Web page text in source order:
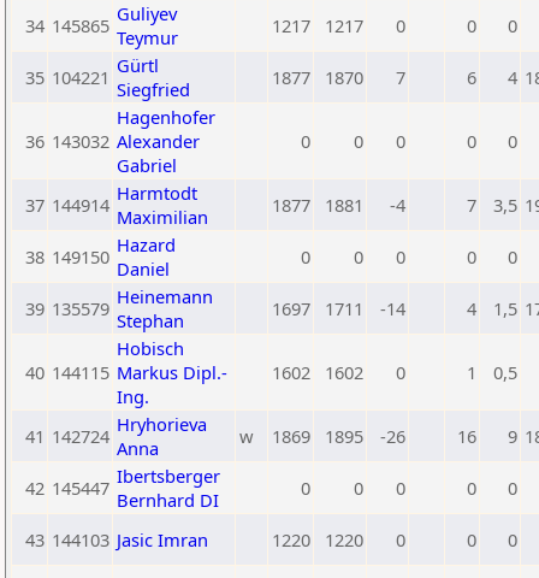
34 145865 Guliyev
Teymur
1217 1217 0 0 0
35 104221 Gürtl
Siegfried
1877 1870 7 6 4
36 143032
Hagenhofer
Alexander
Gabriel
0 0 0 0 0
37 144914 Harmtodt
Maximilian
1877 1881 -4 7 3,5
38 149150 Hazard
Daniel
0 0 0 0 0
39 135579 Heinemann
Stephan
1697 1711 -14 4 1,5
40 144115
Hobisch
Markus Dipl.-
Ing.
1602 1602 0 1 0,5
41 142724 Hryhorieva
Anna
w 1869 1895 -26 16 9
42 145447 Ibertsberger
Bernhard DI
0 0 0 0 0
43 144103 Jasic Imran 1220 1220 0 0 0